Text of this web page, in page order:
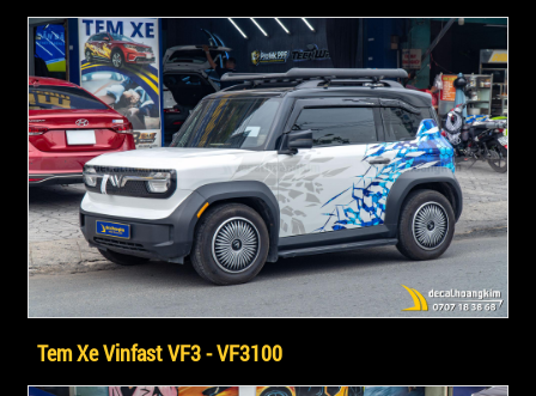
Tem Xe Vinfast VF3 - VF3100